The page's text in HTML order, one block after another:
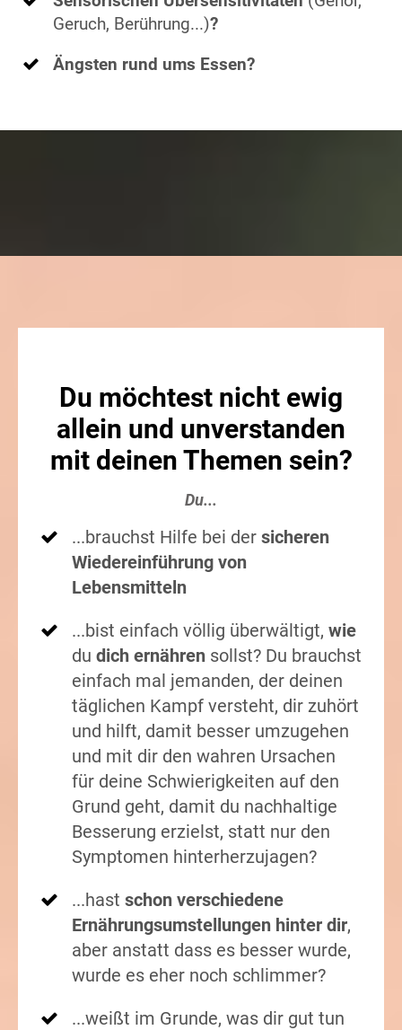
Geruch, Berührung...)?
Ängsten rund ums Essen?
Du möchtest nicht ewig
allein und unverstanden
mit deinen Themen sein?
Du...
...brauchst Hilfe bei der sicheren
Wiedereinführung von
Lebensmitteln
...bist einfach völlig überwältigt, wie
du dich ernähren sollst? Du brauchst
einfach mal jemanden, der deinen
täglichen Kampf versteht, dir zuhört
und hilft, damit besser umzugehen
und mit dir den wahren Ursachen
für deine Schwierigkeiten auf den
Grund geht, damit du nachhaltige
Besserung erzielst, statt nur den
Symptomen hinterherzujagen?
...hast schon verschiedene
Ernährungsumstellungen hinter dir,
aber anstatt dass es besser wurde,
wurde es eher noch schlimmer?
...weißt im Grunde, was dir gut tun